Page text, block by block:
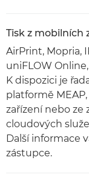
Tisk z mobilních
AirPrint, Mopria,
uniFLOW
K dispozici je
platformě
zařízení nebo ze
cloudových
Další informace
zástupce.